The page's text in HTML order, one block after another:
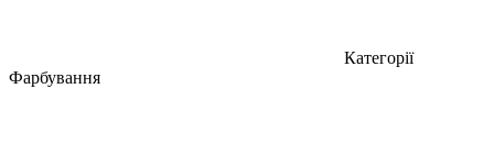
Категорії
Фарбування